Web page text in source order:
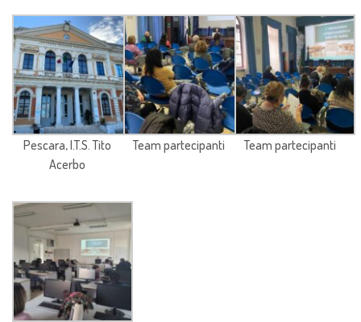
Pescara, I.T.S. Tito
Acerbo
Team partecipanti Team partecipanti